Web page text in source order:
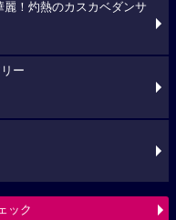
！灼熱のカスカベダンサ
ー
ック